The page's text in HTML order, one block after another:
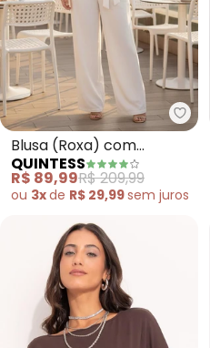
Blusa (Roxa) com
Mangas Amplas e Botões
QUINTESS
R$ 89,99R$ 209,99
ou 3xde R$ 29,99sem juros